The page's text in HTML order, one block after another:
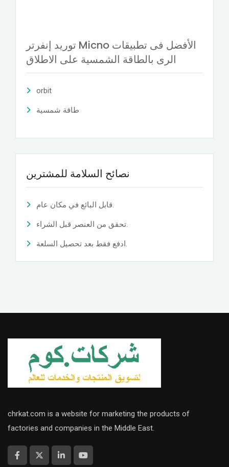
توريد إنفرتر Micno الأفضل فى تطبيقات
الرى بالطاقة الشمسية على الاطلاق
orbit
طاقة شمسية
نصائح السلامة للمشترين
قابل البائع في مكان عام.
تحقق من العنصر قبل الشراء.
ادفع فقط بعد تحصيل السلعة.
chrkat.com is a website for marketing the products of
factories and companies in the Middle East.